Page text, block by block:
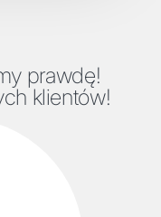
prawdę!
klientów!